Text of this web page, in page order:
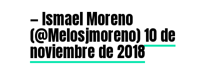
— Ismael Moreno
(@Melosjmoreno)10 de
noviembre de 2018